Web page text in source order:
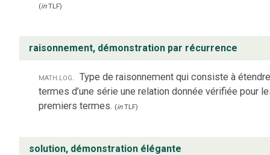
(inTLF)
raisonnement, démonstration par récurrence
math.log. Type de raisonnement qui consiste à
termes d’une série une relation donnée vérifiée pour
premiers termes. (inTLF)
solution, démonstration élégante